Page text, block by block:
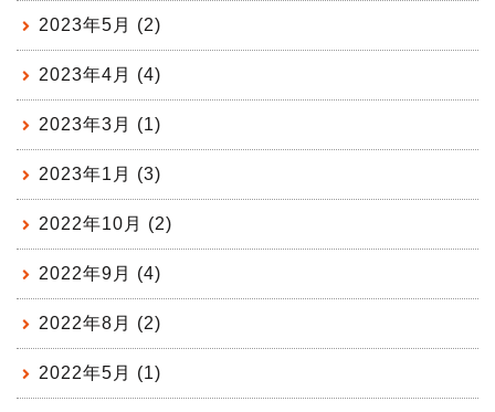
2023年5月 (2)
2023年4月 (4)
2023年3月 (1)
2023年1月 (3)
2022年10月 (2)
2022年9月 (4)
2022年8月 (2)
2022年5月 (1)